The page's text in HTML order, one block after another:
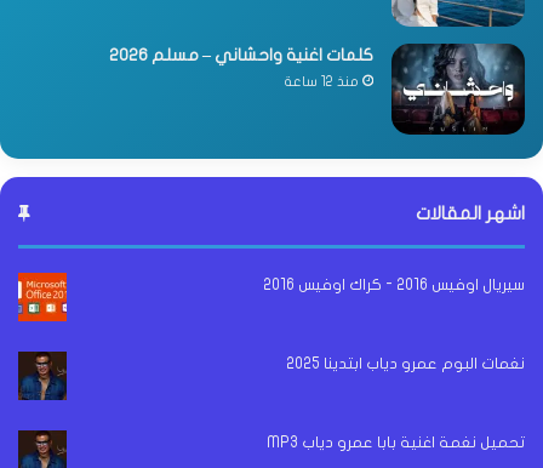
كلمات اغنية واحشاني – مسلم 2026
منذ 12 ساعة
اشهر المقالات
سيريال اوفيس 2016 - كراك اوفيس 2016
نغمات البوم عمرو دياب ابتدينا 2025
تحميل نغمة اغنية بابا عمرو دياب MP3